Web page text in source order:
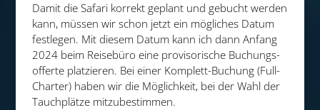
Damit die Safari korrekt geplant und gebucht werden
kann, müssen wir schon jetzt ein mögliches Datum
festlegen. Mit diesem Datum kann ich dann Anfang
2024 beim Reisebüro eine provisorische Buchungs­
offerte platzieren. Bei einer Komplett-Buchung (Full-
Charter) haben wir die Möglichkeit, bei der Wahl der
Tauchplätze mitzubestimmen.